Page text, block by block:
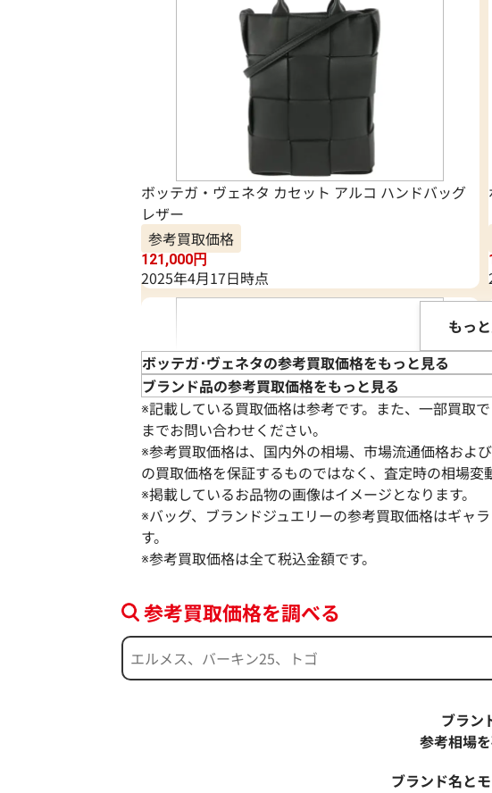
ボッテガ・ヴェネタ カセット アルコ ハンドバッグ
レザー
参考買取価格
121,000円
2025年4月17日時点
参考買取価格
2026年4月28日時点
もっ
ボッテガ･ヴェネタの参考買取価格をもっと見る
ブランド品の参考買取価格をもっと見る
※記載している買取価格は参考です。また、一部買取
までお問い合わせください。
※参考買取価格は、国内外の相場、市場流通価格およ
の買取価格を保証するものではなく、査定時の相場変
※掲載しているお品物の画像はイメージとなります。
※バッグ、ブランドジュエリーの参考買取価格はギャ
す。
※参考買取価格は全て税込金額です。
参考買取価格を調べる
ブラン
参考相場
ブランド名と